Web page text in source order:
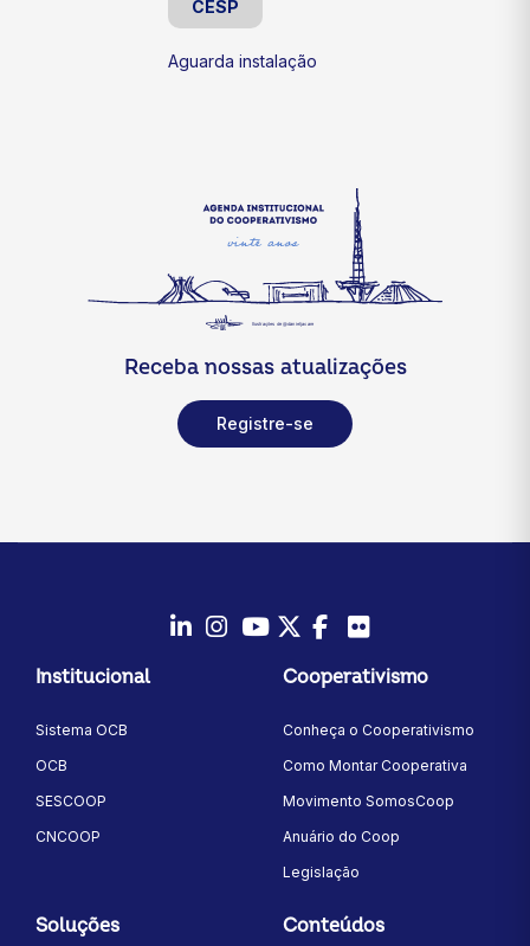
CESP
Aguarda instalação
Receba nossas atualizações
Registre-se
Instagram
YoutubeTwitter/X
Facebook
Institucional
Sistema OCB
OCB
SESCOOP
CNCOOP
Cooperativismo
Conheça o Cooperativismo
Como Montar Cooperativa
Movimento SomosCoop
Anuário do Coop
Legislação
Soluções Conteúdos